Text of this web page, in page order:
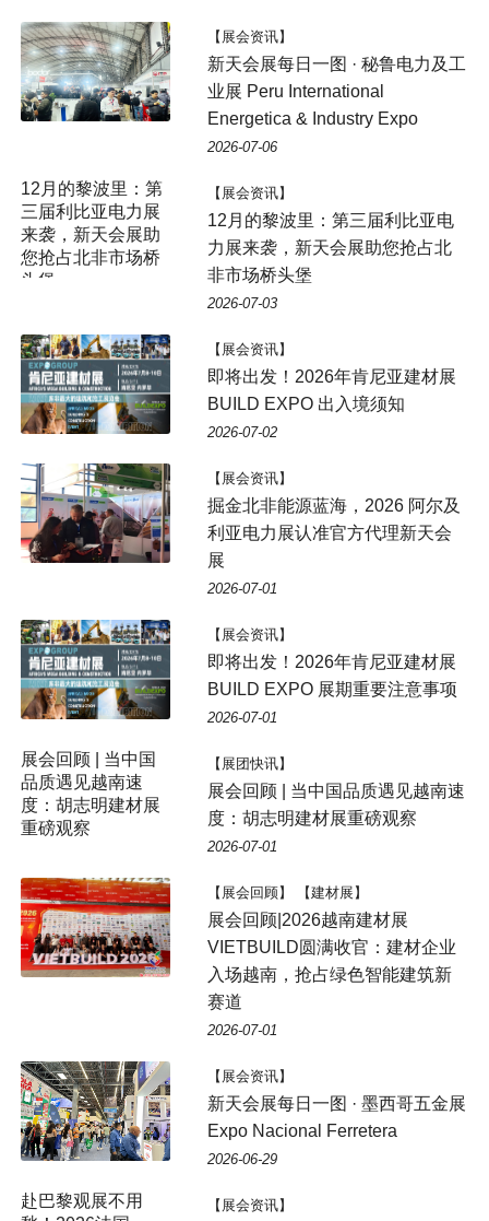
【展会资讯】
新天会展每日一图 · 秘鲁电力及工
业展 Peru International
Energetica & Industry Expo
2026-07-06
12月的黎波里：第
三届利比亚电力展
来袭，新天会展助
您抢占北非市场桥
头堡
【展会资讯】
12月的黎波里：第三届利比亚电
力展来袭，新天会展助您抢占北
非市场桥头堡
2026-07-03
【展会资讯】
即将出发！2026年肯尼亚建材展
BUILD EXPO 出入境须知
2026-07-02
【展会资讯】
掘金北非能源蓝海，2026 阿尔及
利亚电力展认准官方代理新天会
展
2026-07-01
【展会资讯】
即将出发！2026年肯尼亚建材展
BUILD EXPO 展期重要注意事项
2026-07-01
【展团快讯】
展会回顾 | 当中国品质遇见越南速
度：胡志明建材展重磅观察
2026-07-01
【展会回顾】 【建材展】
展会回顾|2026越南建材展
VIETBUILD圆满收官：建材企业
入场越南，抢占绿色智能建筑新
赛道
2026-07-01
【展会资讯】
新天会展每日一图 · 墨西哥五金展
Expo Nacional Ferretera
2026-06-29
【展会资讯】